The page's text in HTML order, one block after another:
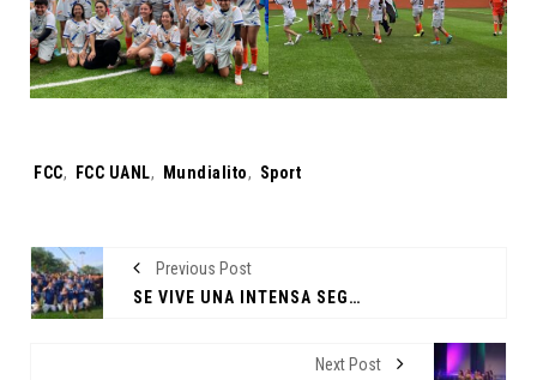
Tags:
FCC, FCC UANL, Mundialito, Sport
Previous Post
SE VIVE UNA INTENSA SEGUNDA FECHA DEL MUNDIALITO FCC
Next Post